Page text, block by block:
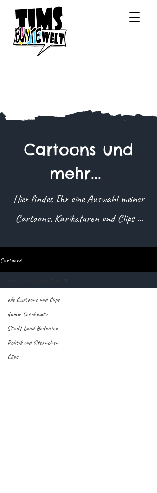
Cartoons und
mehr...
Hier findet Ihr eine Auswahl meiner
Cartoons, Karikaturen und Clips ...
Cartoons
alle Cartoons und Clips
dumm Geschwätz
Stadt Land Bodensee
Politik und Sternchen
Clips